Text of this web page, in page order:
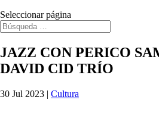
Seleccionar página
JAZZ CON PERICO
DAVID CID TRÍO
30 Jul 2023 | Cultura